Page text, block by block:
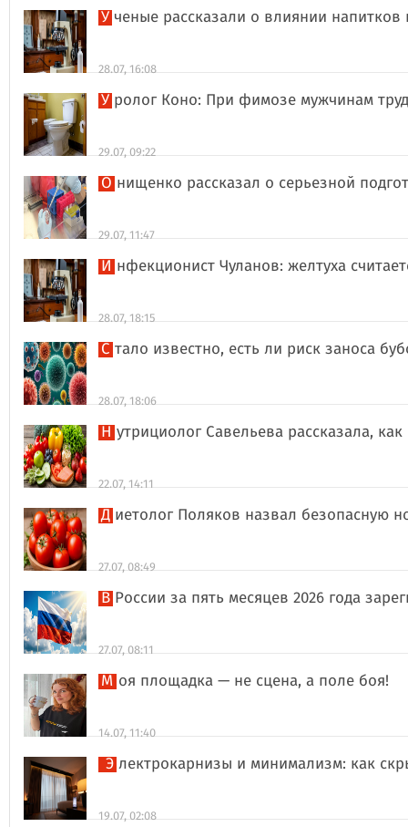
Ученые рассказали о влиянии
28.07, 16:08
Уролог Коно: При фимозе мужчинам
29.07, 09:22
Онищенко рассказал о серьезной
29.07, 11:47
Инфекционист Чуланов: желтуха
28.07, 18:15
Стало известно, есть ли риск заноса
28.07, 18:06
Нутрициолог Савельева рассказала,
22.07, 14:11
Диетолог Поляков назвал безопасную
27.07, 08:49
В России за пять месяцев 2026 года
27.07, 08:11
Моя площадка — не сцена, а поле боя!
14.07, 11:40
Электрокарнизы и минимализм: как
19.07, 02:08